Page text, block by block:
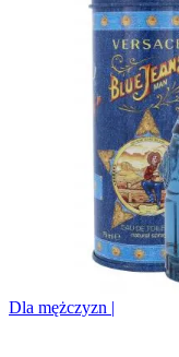
Dla mężczyzn |